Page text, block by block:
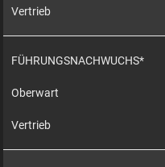
Vertrieb
FÜHRUNGSNACHWUCHS*
Oberwart
Vertrieb